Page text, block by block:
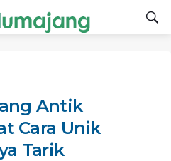
Antik
Cara Unik
Tarik